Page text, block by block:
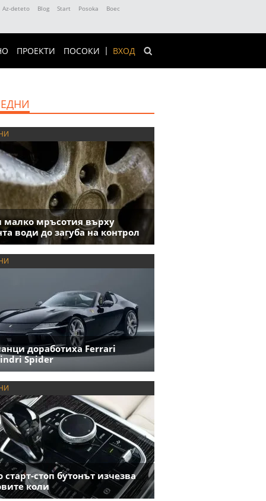
Az-deteto Blog Start Posoka
Boec
ВХОД
ПРОЕКТИ ПОСОКИ
малко мръсотия върху
води до загуба на контрол
доработиха Ferrari
Spider
стоп бутонът изчезва
коли